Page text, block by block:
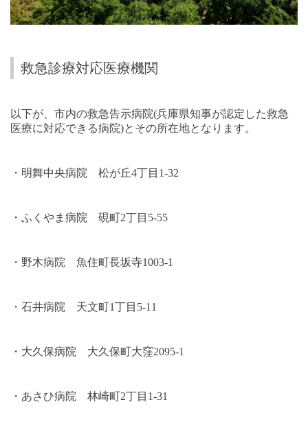
救急診療対応医療機関
以下が、市内の救急告示病院(兵庫県知事が認定した救急
医療に対応できる病院)とその所在地となります。
・明舞中央病院 松が丘4丁目 1-32
・ふくやま病院 硯町2丁目 5-55
・野木病院 魚住町長坂寺1003-1
・石井病院 天文町1丁目 5-11
・大久保病院 大久保町大窪2095-1
・あさひ病院 林崎町2丁目 1-31